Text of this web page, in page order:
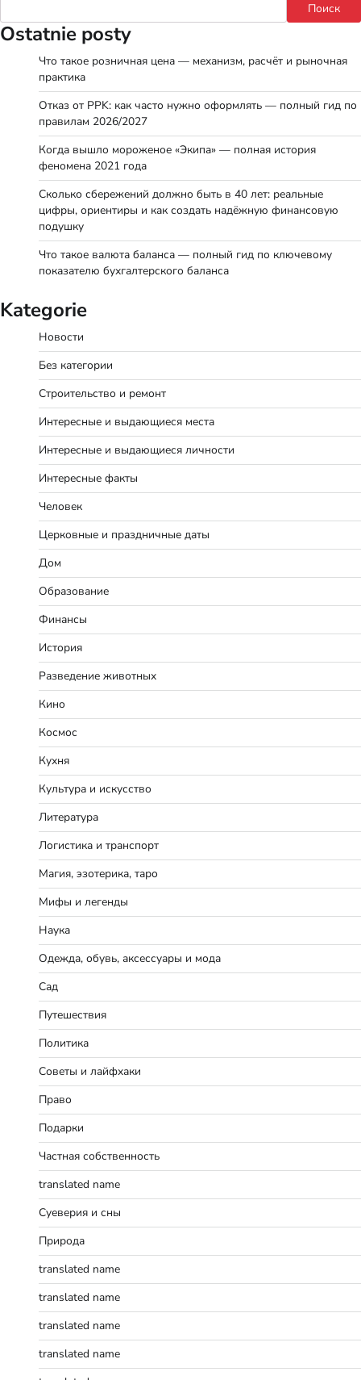
Поиск
Ostatnie posty
Что такое розничная цена — механизм, расчёт и рыночная
практика
Отказ от PPK: как часто нужно оформлять — полный гид по
правилам 2026/2027
Когда вышло мороженое «Экипа» — полная история
феномена 2021 года
Сколько сбережений должно быть в 40 лет: реальные
цифры, ориентиры и как создать надёжную финансовую
подушку
Что такое валюта баланса — полный гид по ключевому
показателю бухгалтерского баланса
Kategorie
Новости
Без категории
Строительство и ремонт
Интересные и выдающиеся места
Интересные и выдающиеся личности
Интересные факты
Человек
Церковные и праздничные даты
Дом
Образование
Финансы
История
Разведение животных
Кино
Космос
Кухня
Культура и искусство
Литература
Логистика и транспорт
Магия, эзотерика, таро
Мифы и легенды
Наука
Одежда, обувь, аксессуары и мода
Сад
Путешествия
Политика
Советы и лайфхаки
Право
Подарки
Частная собственность
translated name
Суеверия и сны
Природа
translated name
translated name
translated name
translated name